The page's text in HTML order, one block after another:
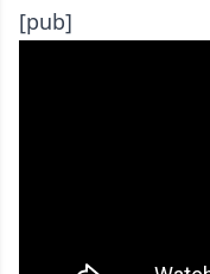
[pub]